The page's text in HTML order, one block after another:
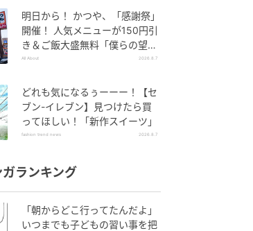
明日から！ かつや、「感謝祭」
開催！ 人気メニューが150円引
き＆ご飯大盛無料「僕らの望ん
だ感謝祭だ」
All About 2026.8.7
どれも気になるぅーーー！【セ
ブン-イレブン】見つけたら買
ってほしい！「新作スイーツ」
fashion trend news 2026.8.7
ランキング
「朝からどこ行ってたんだよ」
いつまでも子どもの習い事を把